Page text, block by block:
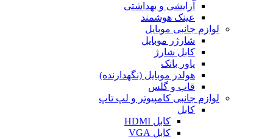
آرایشی و بهداشتی
عینک هوشمند
لوازم جانبی موبایل
شارژر موبایل
کابل شارژ
پاور بانک
هولدر موبایل (نگهدارنده)
قاب و گلس
لوازم جانبی کامپیوتر و لپ تاپ
کابل
کابل HDMI
کابل VGA